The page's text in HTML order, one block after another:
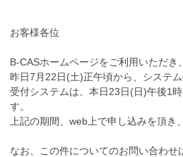
お客様各位
B-CASホームページをご利用いただき
昨日7月22日(土)正午頃から、システ
受付システムは、本日23日(日)午後1
す。
上記の期間、web上で申し込みを頂
なお、この件についてのお問い合わせ